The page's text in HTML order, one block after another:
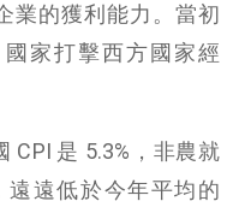
業的獲利能力。當初
國家打擊西方國家經
CPI 是 5.3%，非農就
遠遠低於今年平均的